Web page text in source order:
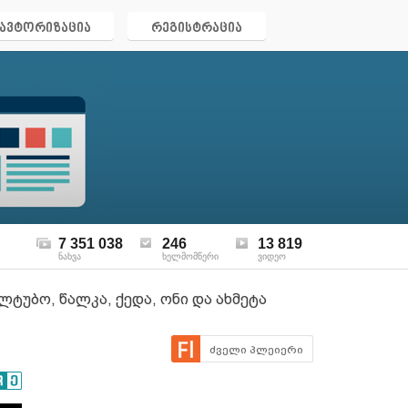
ავტორიზაცია რეგისტრაცია
7 351 038
ნახვა
246
ხელმომწერი
13 819
ვიდეო
წალკა, ქედა, ონი და ახმეტა
ძველი პლეიერი